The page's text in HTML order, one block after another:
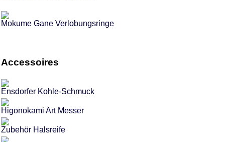
Mokume Gane Verlobungsringe
Accessoires
Ensdorfer Kohle-Schmuck
Higonokami Art Messer
Zubehör Halsreife